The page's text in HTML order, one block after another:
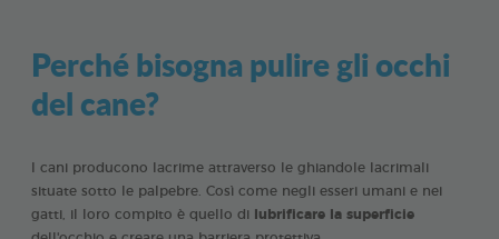
Perché bisogna pulire gli occhi
del cane?
I cani producono lacrime attraverso le ghiandole lacrimali
situate sotto le palpebre. Così come negli esseri umani e nei
gatti, il loro compito è quello di
lubrificare la superficie